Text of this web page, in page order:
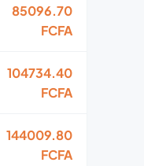
85096.70
FCFA
104734.40
FCFA
144009.80
FCFA